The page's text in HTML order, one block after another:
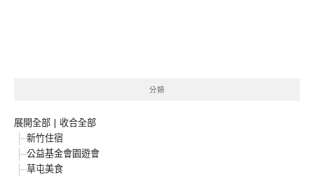
分類
展開全部 | 收合全部
新竹住宿
公益基金會園遊會
草屯美食